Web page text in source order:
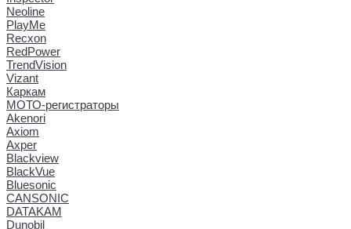
Neoline
PlayMe
Recxon
RedPower
TrendVision
Vizant
Каркам
МОТО-регистраторы
Akenori
Axiom
Axper
Blackview
BlackVue
Bluesonic
CANSONIC
DATAKAM
Dunobil